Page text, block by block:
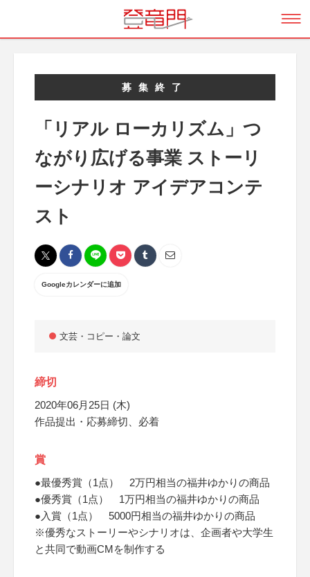
募集終了
「リアル ローカリズム」つ
ながり広げる事業 ストーリ
ーシナリオ アイデアコンテ
スト
Googleカレンダーに追加
文芸・コピー・論文
締切
2020年06月25日 (木)
作品提出・応募締切、必着
賞
●最優秀賞（1点） 2万円相当の福井ゆかりの商品
●優秀賞（1点） 1万円相当の福井ゆかりの商品
●入賞（1点） 5000円相当の福井ゆかりの商品
※優秀なストーリーやシナリオは、企画者や大学生
と共同で動画CMを制作する